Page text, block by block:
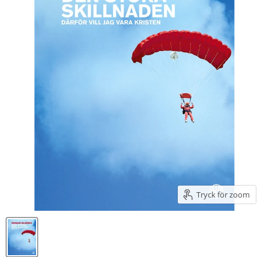
Tryck för zoom